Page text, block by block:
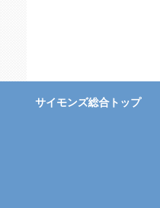
サイモンズ総合トップ